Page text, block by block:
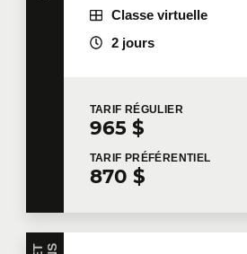
Classe virtuelle
2 jours
TARIF RÉGULIER
965 $
TARIF PRÉFÉRENTIEL
870 $